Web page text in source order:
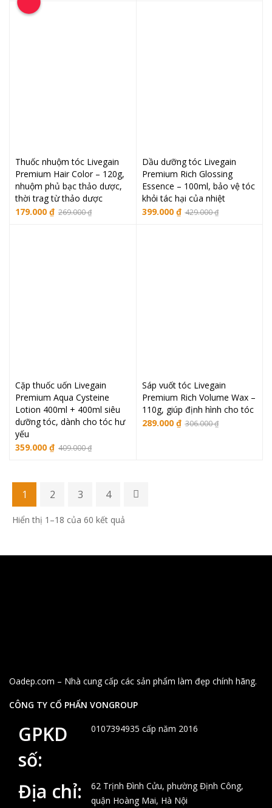
gốc
là:
hiện
tại
Thuốc nhuộm tóc Livegain
Premium Hair Color – 120g,
nhuộm phủ bạc thảo dược,
thời trag từ thảo dược
269.000₫
Giá
179.000 ₫
Giá
Dầu dưỡng tóc Livegain
Premium Rich Glossing
Essence – 100ml, bảo vệ tóc
khỏi tác hại của nhiệt
429.000₫
Giá
399.000 ₫
Giá
Cặp thuốc uốn Livegain
Premium Aqua Cysteine
Lotion 400ml + 400ml siêu
dưỡng tóc, dành cho tóc hư
yếu
409.000₫
Giá
409.000 ₫.
359.000 ₫
Giá
là:
359.000 ₫.
Sáp vuốt tóc Livegain
Premium Rich Volume Wax –
110g, giúp định hình cho tóc
306.000₫
Giá
289.000 ₫
Giá
1 2 3 4
Hiển thị 1–18 của 60 kết quả
Oadep.com – Nhà cung cấp các sản phẩm làm đẹp chính hãng.
CÔNG TY CỔ PHẨN VONGROUP
GPKD
số:
0107394935 cấp năm 2016
Địa chỉ:
62 Trịnh Đình Cửu, phường Định Công,
quận Hoàng Mai, Hà Nội